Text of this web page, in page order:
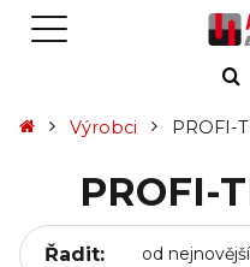
Výrobci PROFI-
PROFI-
Řadit: